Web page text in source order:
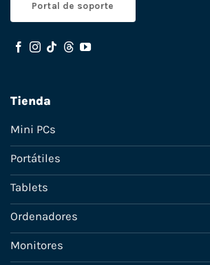
Portal de soporte
Tienda
Mini PCs
Portátiles
Tablets
Ordenadores
Monitores